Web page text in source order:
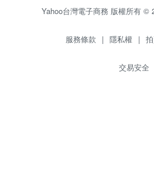
Yahoo台灣電子商務 版權所有 ©
服務條款 | 隱私權 |
交易安全